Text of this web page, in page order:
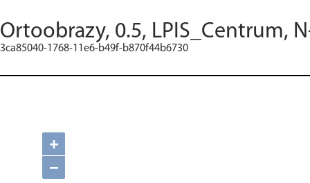
Ortoobrazy, 0.5, LPIS_Centrum,
3ca85040-1768-11e6-b49f-b870f44b6730
+
−